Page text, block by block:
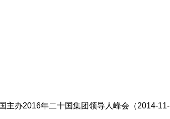
主办2016年二十国集团领导人峰会（2014-